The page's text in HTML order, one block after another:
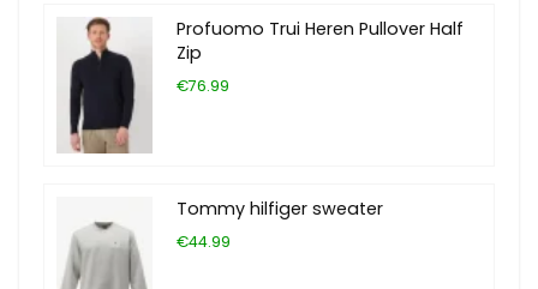
Profuomo Trui Heren Pullover Half
Zip
€76.99
Tommy hilfiger sweater
€44.99